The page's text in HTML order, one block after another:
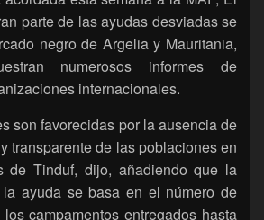
parte de las ayudas desviadas se
negro de Argelia y Mauritania,
numerosos informes de
internacionales.
son favorecidas por la ausencia de
transparente de las poblaciones en
de Tinduf, dijo, añadiendo que la
ayuda se basa en el número de
campamentos entregados hasta